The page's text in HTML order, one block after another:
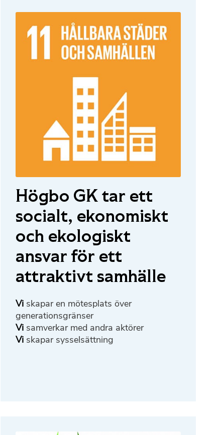
Högbo GK tar ett
socialt, ekonomiskt
och ekologiskt
ansvar för ett
attraktivt samhälle
Vi skapar en mötesplats över
generationsgränser
Vi samverkar med andra aktörer
Vi skapar sysselsättning